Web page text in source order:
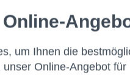
die Einhaltung
Aktiv
Aktiv
um Ihnen die
Online-Angebot für